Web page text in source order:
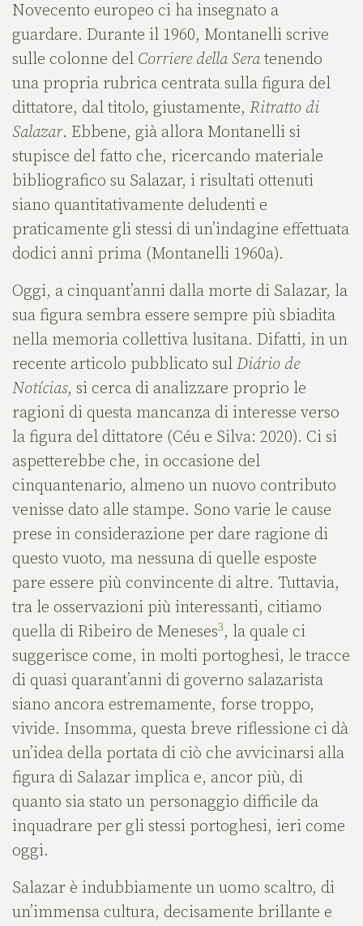
Novecento europeo ci ha insegnato a
guardare. Durante il 1960, Montanelli scrive
sulle colonne del Corriere della Seratenendo
una propria rubrica centrata sulla figura del
dittatore, dal titolo, giustamente, Ritratto di
Salazar. Ebbene, già allora Montanelli si
stupisce del fatto che, ricercando materiale
bibliografico su Salazar, i risultati ottenuti
siano quantitativamente deludenti e
praticamente gli stessi di un’indagine effettuata
dodici anni prima (Montanelli 1960a).
Oggi, a cinquant’anni dalla morte di Salazar, la
sua figura sembra essere sempre più sbiadita
nella memoria collettiva lusitana. Difatti, in un
recente articolo pubblicato sul Diário de
Notícias, si cerca di analizzare proprio le
ragioni di questa mancanza di interesse verso
la figura del dittatore (Céu e Silva: 2020). Ci si
aspetterebbe che, in occasione del
cinquantenario, almeno un nuovo contributo
venisse dato alle stampe. Sono varie le cause
prese in considerazione per dare ragione di
questo vuoto, ma nessuna di quelle esposte
pare essere più convincente di altre. Tuttavia,
tra le osservazioni più interessanti, citiamo
quella di Ribeiro de Meneses3, la quale ci
suggerisce come, in molti portoghesi, le tracce
di quasi quarant’anni di governo salazarista
siano ancora estremamente, forse troppo,
vivide. Insomma, questa breve riflessione ci dà
un’idea della portata di ciò che avvicinarsi alla
figura di Salazar implica e, ancor più, di
quanto sia stato un personaggio difficile da
inquadrare per gli stessi portoghesi, ieri come
oggi.
Salazar è indubbiamente un uomo scaltro, di
un’immensa cultura, decisamente brillante e